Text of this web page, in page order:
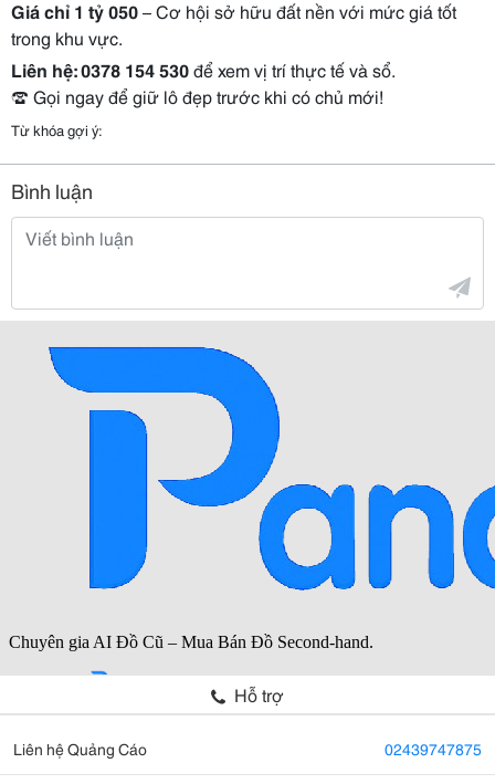
Giá chỉ 1 tỷ 050– Cơ hội sở hữu đất nền với mức giá tốt
trong khu vực.
Liên hệ: 0378 154 530để xem vị trí thực tế và sổ.
☎️ Gọi ngay để giữ lô đẹp trước khi có chủ mới!
Từ khóa gợi ý:
Bình luận
Hỗ trợ
Liên hệ Quảng Cáo 02439747875